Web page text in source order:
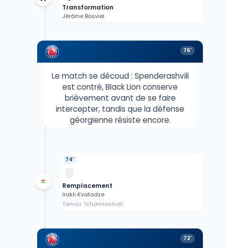
Transformation
Jérôme Bosviel
76'
Le match se découd : Spenderashvili
est contré, Black Lion conserve
brièvement avant de se faire
intercepter, tandis que la défense
géorgienne résiste encore.
74'
Remplacement
Irakli Kvatadze
Tamaz Tchamiashvili
72'